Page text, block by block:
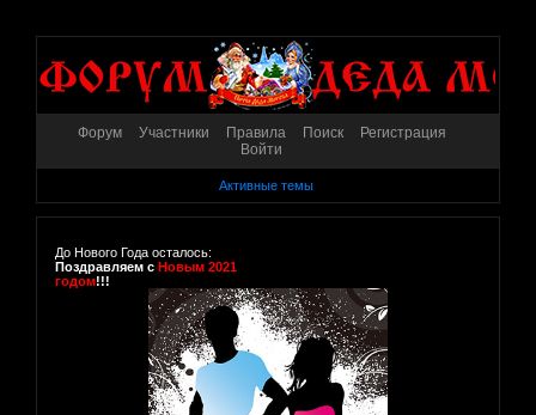
Форум Участники Правила Поиск
Регистрация
Войти
Активные темы
До Нового Года осталось:
Поздравляем с Новым 2021
годом!!!